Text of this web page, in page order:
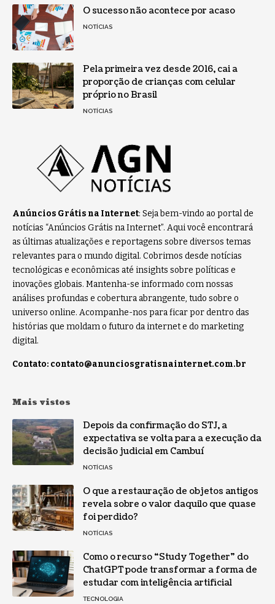
O sucesso não acontece por acaso
NOTÍCIAS
Pela primeira vez desde 2016, cai a
proporção de crianças com celular
próprio no Brasil
NOTÍCIAS
Anúncios Grátis na Internet: Seja bem-vindo ao portal de
notícias “Anúncios Grátis na Internet”. Aqui você encontrará
as últimas atualizações e reportagens sobre diversos temas
relevantes para o mundo digital. Cobrimos desde notícias
tecnológicas e econômicas até insights sobre políticas e
inovações globais. Mantenha-se informado com nossas
análises profundas e cobertura abrangente, tudo sobre o
universo online. Acompanhe-nos para ficar por dentro das
histórias que moldam o futuro da internet e do marketing
digital.
Contato: contato@anunciosgratisnainternet.com.br
Mais vistos
Depois da confirmação do STJ, a
expectativa se volta para a execução da
decisão judicial em Cambuí
NOTÍCIAS
O que a restauração de objetos antigos
revela sobre o valor daquilo que quase
foi perdido?
NOTÍCIAS
Como o recurso “Study Together” do
ChatGPT pode transformar a forma de
estudar com inteligência artificial
TECNOLOGIA